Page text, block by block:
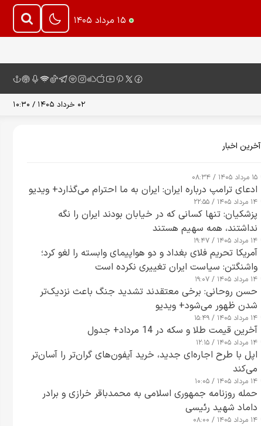
۱۵ مرداد ۱۴۰۵
۰۲ خرداد ۱۴۰۵ / ۱۰:۳۰
آخرین اخبار
۱۵ مرداد ۱۴۰۵ / ۰۸:۳۴
ادعای ترامپ درباره ایران: ایران به ما احترام می‌گذارد+ ویدیو
۱۴ مرداد ۱۴۰۵ / ۲۲:۵۵
پزشکیان: تنها کسانی که در خیابان بودند ایران را نگه
نداشتند، همه سهیم هستند
۱۴ مرداد ۱۴۰۵ / ۱۹:۴۷
آمریکا تحریم فلای بغداد و دو هواپیمای وابسته را لغو کرد؛
واشنگتن: سیاست ایران تغییری نکرده است
۱۴ مرداد ۱۴۰۵ / ۱۹:۰۷
حسن روحانی: برخی معتقدند تشدید جنگ باعث نزدیک‌تر
شدن ظهور می‌شود+ ویدیو
۱۴ مرداد ۱۴۰۵ / ۱۵:۴۹
آخرین قیمت طلا و سکه در 14 مرداد+ جدول
۱۴ مرداد ۱۴۰۵ / ۱۲:۱۵
اپل با طرح اجاره‌ای جدید، خرید آیفون‌های گران‌تر را آسان‌تر
می‌کند
۱۴ مرداد ۱۴۰۵ / ۱۰:۰۵
حمله روزنامه جمهوری اسلامی به محمدباقر خرازی و برادر
داماد شهید رئیسی
۱۴ مرداد ۱۴۰۵ / ۰۸:۰۰